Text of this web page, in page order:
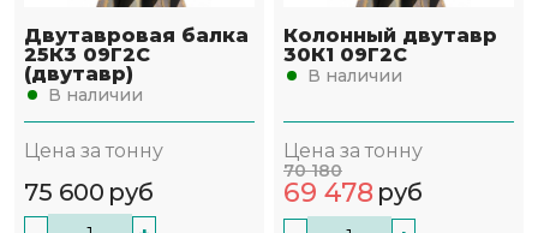
Двутавровая балка
25К3 09Г2С
(двутавр)
В наличии
Цена за тонну
75 600 руб
Колонный двутавр
30К1 09Г2С
В наличии
Цена за тонну
70 180
69 478 руб